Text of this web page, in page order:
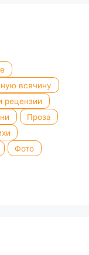
всячину
рецензии
Проза
Фото